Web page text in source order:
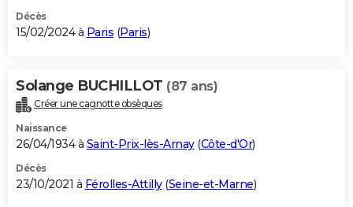
S'inscrire
Se connecter
Lycées
Collèges
Primaires
Universités
Entreprises
Service militaire
Avis de recherche
AVIS DE DÉCÈS
Bricolage
Lifestyle
Culture
Sport
Auto
Television
Voyage
Cinema
Décès
15/02/2024 à Paris (Paris)
Solange BUCHILLOT (87 ans)
Créer une cagnotte obsèques
Naissance
26/04/1934 à Saint-Prix-lès-Arnay(Côte-d'Or)
Décès
23/10/2021 à Férolles-Attilly(Seine-et-Marne)